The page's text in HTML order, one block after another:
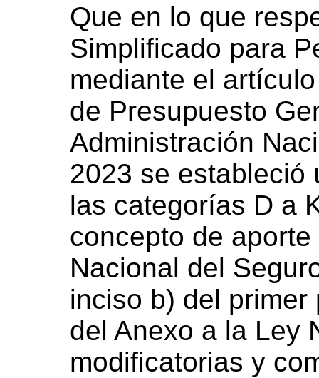
Que en lo que
Simplificado para
mediante el
de Presupuesto
Administración
2023 se estableció
las categorías D a
concepto de
Nacional del
inciso b) del
del Anexo a la Ley
modificatorias y